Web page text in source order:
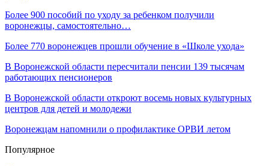
Более 900 пособий по уходу за ребенком получили
воронежцы, самостоятельно…
Более 770 воронежцев прошли обучение в «Школе ухода»
В Воронежской области пересчитали пенсии 139 тысячам
работающих пенсионеров
В Воронежской области откроют восемь новых культурных
центров для детей и молодежи
Воронежцам напомнили о профилактике ОРВИ летом
Популярное